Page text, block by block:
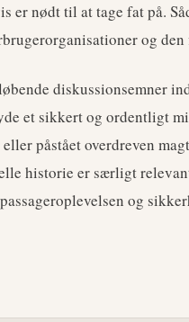
er nødt til at tage fat på.
og
diskussionsemner
et sikkert og ordentligt
påstået overdreven
historie er særligt
og